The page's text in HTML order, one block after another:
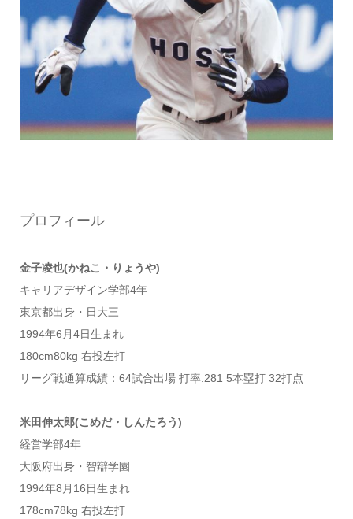
プロフィール
金子凌也(かねこ・りょうや)
キャリアデザイン学部4年
東京都出身・日大三
1994年6月4日生まれ
180cm80kg 右投左打
リーグ戦通算成績：64試合出場 打率.281 5本塁打 32打点
米田伸太郎(こめだ・しんたろう)
経営学部4年
大阪府出身・智辯学園
1994年8月16日生まれ
178cm78kg 右投左打